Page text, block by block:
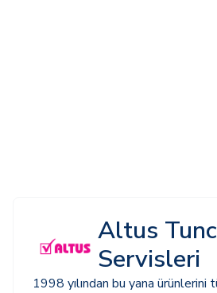
Altus
Servisleri
1998 yılından bu yana ürünlerini